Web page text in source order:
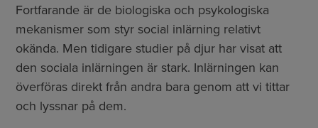
Fortfarande är de biologiska och psykologiska
mekanismer som styr social inlärning relativt
okända. Men tidigare studier på djur har visat att
den sociala inlärningen är stark. Inlärningen kan
överföras direkt från andra bara genom att vi tittar
och lyssnar på dem.